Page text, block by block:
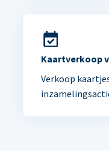
Kaartverkoop
Verkoop